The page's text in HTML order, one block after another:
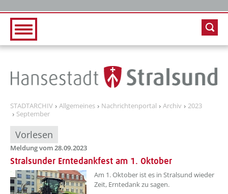
STADTARCHIV Allgemeines Nachrichtenportal Archiv
2023
September
Vorlesen
Meldung vom 28.09.2023
Stralsunder Erntedankfest am 1. Oktober
??? absaetzeOben[1]/titel ???
Am 1. Oktober ist es in Stralsund wieder
Zeit, Erntedank zu sagen.